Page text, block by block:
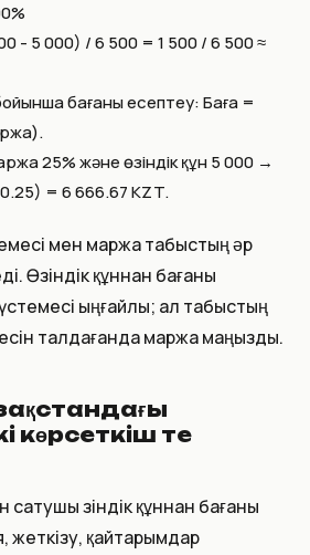
- 5 000) / 6 500 = 1 500 / 6 500 ≈
бағаны есептеу: Баға =
25% және өзіндік құн 5 000 →
= 6 666.67 KZT.
мен маржа табыстың әр
Өзіндік құннан бағаны
ыңғайлы; ал табыстың
талдағанда маржа маңызды.
көрсеткіш те
өзіндік құннан бағаны
жеткізу, қайтарымдар